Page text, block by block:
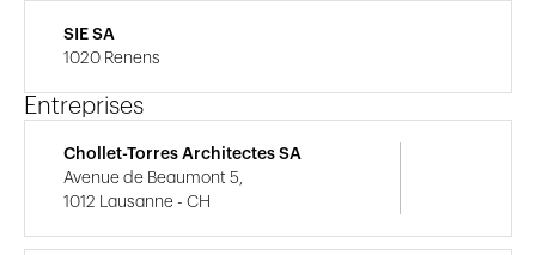
SIE SA
1020 Renens
Entreprises
Chollet-Torres Architectes SA
Avenue de Beaumont 5,
1012 Lausanne - CH